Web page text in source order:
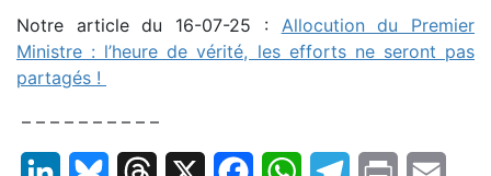
Notre article du 16-07-25 : Allocution du Premier
Ministre : l’heure de vérité, les efforts ne seront pas
partagés !
– – – – – – – – – –
LinkedInBluesky Threads FacebookWhatsAppTelegram
Print